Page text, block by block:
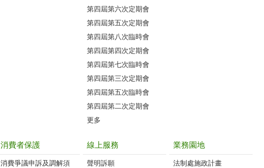
第四屆第六次定期會
第四屆第五次定期會
第四屆第八次臨時會
第四屆第四次定期會
第四屆第七次臨時會
第四屆第三次定期會
第四屆第五次臨時會
第四屆第二次定期會
更多
消費者保護
消費爭議申訴及調解須
線上服務
聲明訴願
業務園地
法制處施政計畫